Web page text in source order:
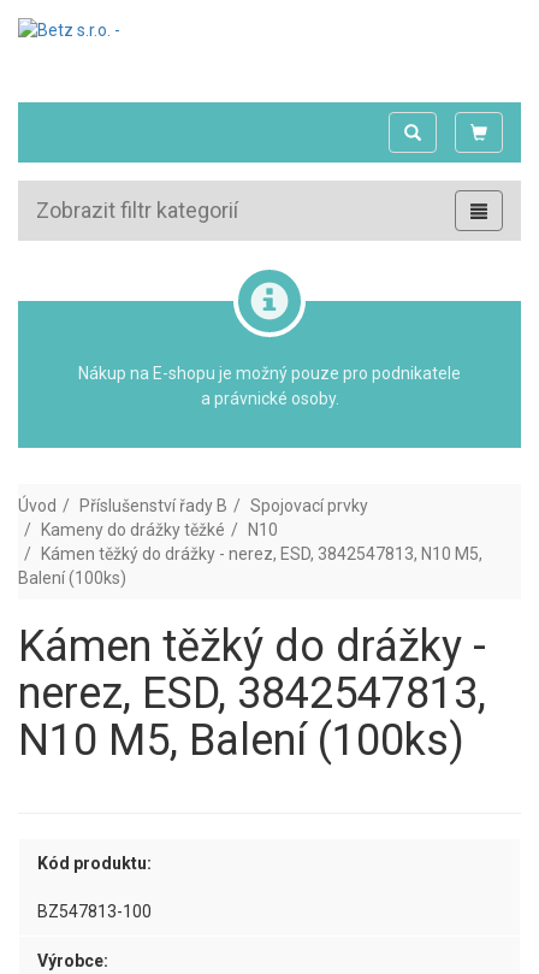
Zobrazit filtr kategorií
Nákup na E-shopu je možný pouze pro podnikatele
a právnické osoby.
Úvod Příslušenství řady B
Spojovací prvky
Kameny do drážky těžké
N10
Kámen těžký do drážky - nerez, ESD, 3842547813, N10 M5,
Balení (100ks)
Kámen těžký do drážky -
nerez, ESD, 3842547813,
N10 M5, Balení (100ks)
Kód produktu:
BZ547813-100
Výrobce: